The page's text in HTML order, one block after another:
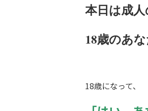
本日は成人
18歳のあ
18歳になって、